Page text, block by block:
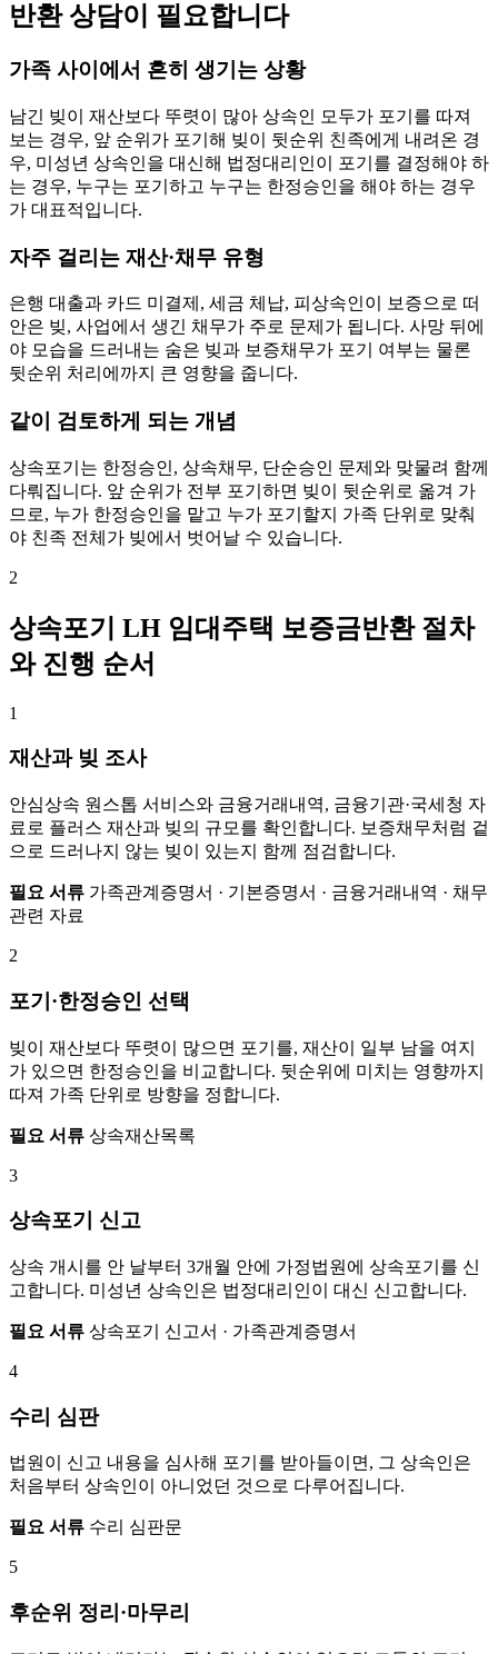
반환 상담이 필요합니다
가족 사이에서 흔히 생기는 상황
남긴 빚이 재산보다 뚜렷이 많아 상속인 모두가 포기를 따져
보는 경우, 앞 순위가 포기해 빚이 뒷순위 친족에게 내려온 경
우, 미성년 상속인을 대신해 법정대리인이 포기를 결정해야 하
는 경우, 누구는 포기하고 누구는 한정승인을 해야 하는 경우
가 대표적입니다.
자주 걸리는 재산·채무 유형
은행 대출과 카드 미결제, 세금 체납, 피상속인이 보증으로 떠
안은 빚, 사업에서 생긴 채무가 주로 문제가 됩니다. 사망 뒤에
야 모습을 드러내는 숨은 빚과 보증채무가 포기 여부는 물론
뒷순위 처리에까지 큰 영향을 줍니다.
같이 검토하게 되는 개념
상속포기는 한정승인, 상속채무, 단순승인 문제와 맞물려 함께
다뤄집니다. 앞 순위가 전부 포기하면 빚이 뒷순위로 옮겨 가
므로, 누가 한정승인을 맡고 누가 포기할지 가족 단위로 맞춰
야 친족 전체가 빚에서 벗어날 수 있습니다.
2
상속포기 LH 임대주택 보증금반환 절차
와 진행 순서
1
재산과 빚 조사
안심상속 원스톱 서비스와 금융거래내역, 금융기관·국세청 자
료로 플러스 재산과 빚의 규모를 확인합니다. 보증채무처럼 겉
으로 드러나지 않는 빚이 있는지 함께 점검합니다.
필요 서류 가족관계증명서 · 기본증명서 · 금융거래내역 · 채무
관련 자료
2
포기·한정승인 선택
빚이 재산보다 뚜렷이 많으면 포기를, 재산이 일부 남을 여지
가 있으면 한정승인을 비교합니다. 뒷순위에 미치는 영향까지
따져 가족 단위로 방향을 정합니다.
필요 서류 상속재산목록
3
상속포기 신고
상속 개시를 안 날부터 3개월 안에 가정법원에 상속포기를 신
고합니다. 미성년 상속인은 법정대리인이 대신 신고합니다.
필요 서류 상속포기 신고서 · 가족관계증명서
4
수리 심판
법원이 신고 내용을 심사해 포기를 받아들이면, 그 상속인은
처음부터 상속인이 아니었던 것으로 다루어집니다.
필요 서류 수리 심판문
5
후순위 정리·마무리